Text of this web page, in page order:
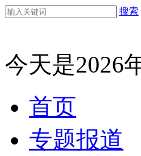
搜索
今天是2026
首页
专题报道